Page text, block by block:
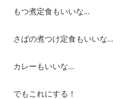
もつ煮定食もいいな…
さばの煮つけ定食もいいな…
カレーもいいな…
でもこれにする！